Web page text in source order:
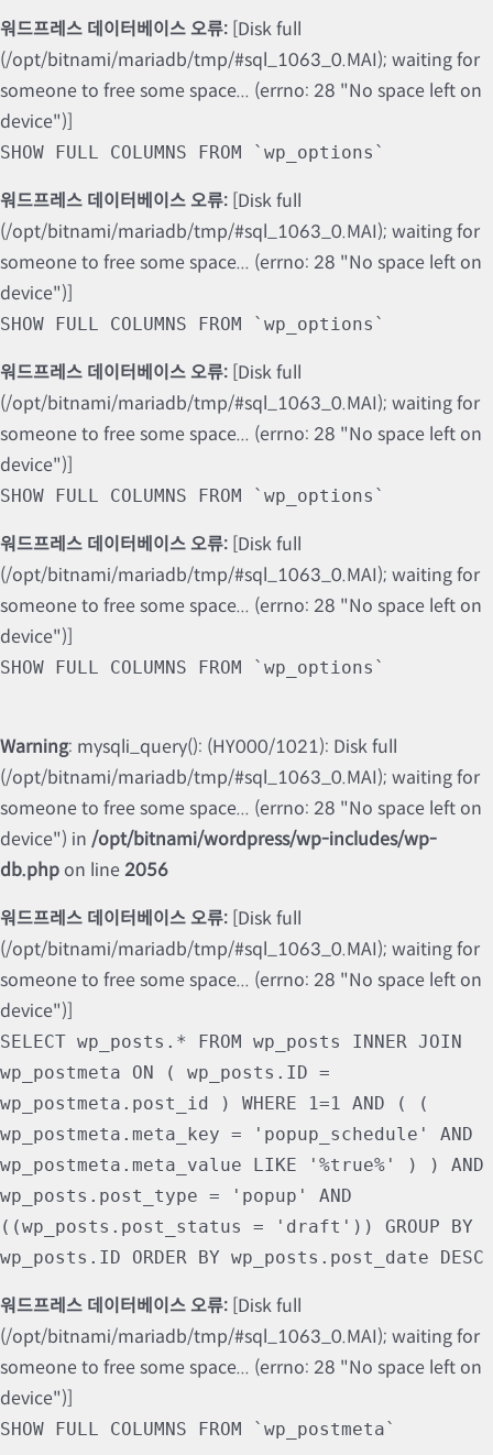
워드프레스 데이터베이스 오류: [Disk full
(/opt/bitnami/mariadb/tmp/#sql_1063_0.MAI); waiting for
someone to free some space... (errno: 28 "No space left on
device")]
SHOW FULL COLUMNS FROM `wp_options`
워드프레스 데이터베이스 오류: [Disk full
(/opt/bitnami/mariadb/tmp/#sql_1063_0.MAI); waiting for
someone to free some space... (errno: 28 "No space left on
device")]
SHOW FULL COLUMNS FROM `wp_options`
워드프레스 데이터베이스 오류: [Disk full
(/opt/bitnami/mariadb/tmp/#sql_1063_0.MAI); waiting for
someone to free some space... (errno: 28 "No space left on
device")]
SHOW FULL COLUMNS FROM `wp_options`
워드프레스 데이터베이스 오류: [Disk full
(/opt/bitnami/mariadb/tmp/#sql_1063_0.MAI); waiting for
someone to free some space... (errno: 28 "No space left on
device")]
SHOW FULL COLUMNS FROM `wp_options`
Warning: mysqli_query(): (HY000/1021): Disk full
(/opt/bitnami/mariadb/tmp/#sql_1063_0.MAI); waiting for
someone to free some space... (errno: 28 "No space left on
device") in /opt/bitnami/wordpress/wp-includes/wp-
db.php on line2056
워드프레스 데이터베이스 오류: [Disk full
(/opt/bitnami/mariadb/tmp/#sql_1063_0.MAI); waiting for
someone to free some space... (errno: 28 "No space left on
device")]
SELECT wp_posts.* FROM wp_posts INNER JOIN
wp_postmeta ON ( wp_posts.ID =
wp_postmeta.post_id ) WHERE 1=1 AND ( (
wp_postmeta.meta_key = 'popup_schedule' AND
wp_postmeta.meta_value LIKE '%true%' ) ) AND
wp_posts.post_type = 'popup' AND
((wp_posts.post_status = 'draft')) GROUP BY
wp_posts.ID ORDER BY wp_posts.post_date DESC
워드프레스 데이터베이스 오류: [Disk full
(/opt/bitnami/mariadb/tmp/#sql_1063_0.MAI); waiting for
someone to free some space... (errno: 28 "No space left on
device")]
SHOW FULL COLUMNS FROM `wp_postmeta`